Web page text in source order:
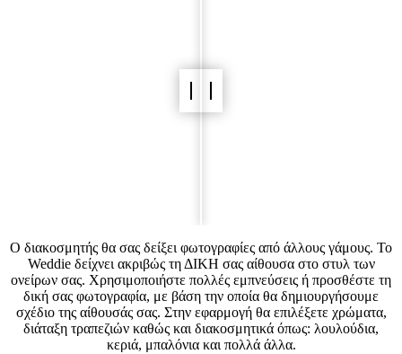
Ο διακοσμητής θα σας δείξει φωτογραφίες από άλλους γάμους. Το
Weddie δείχνει ακριβώς τη ΔΙΚΗ σας αίθουσα στο στυλ των
ονείρων σας. Χρησιμοποιήστε πολλές εμπνεύσεις ή προσθέστε τη
δική σας φωτογραφία, με βάση την οποία θα δημιουργήσουμε
σχέδιο της αίθουσάς σας. Στην εφαρμογή θα επιλέξετε χρώματα,
διάταξη τραπεζιών καθώς και διακοσμητικά όπως: λουλούδια,
κεριά, μπαλόνια και πολλά άλλα.